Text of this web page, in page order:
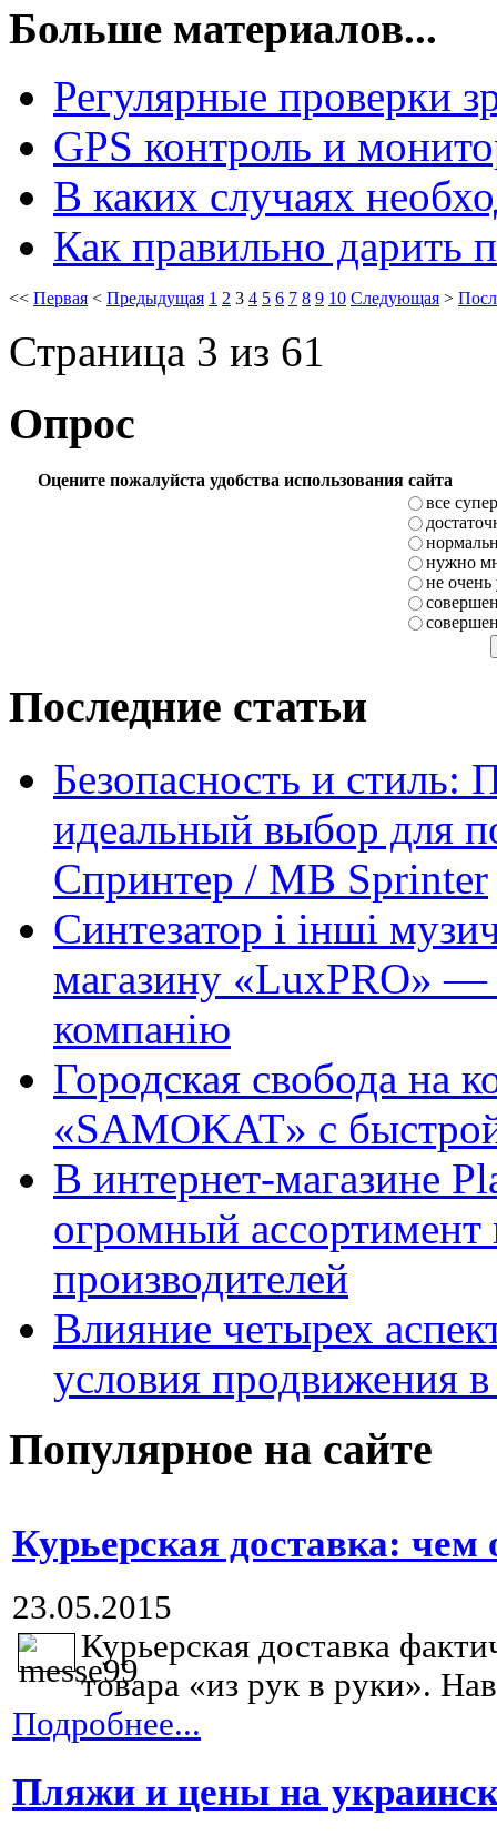
Больше материалов...
Регулярные проверки
GPS контроль и
В каких случаях
Как правильно дарить
<< Первая < Предыдущая 1 2 3 4 5 6 7 8 9 10 Следующая >
Страница 3 из 61
Опрос
Оцените пожалуйста удобства использования сайта
все супер
нужно
не очень
Последние статьи
Безопасность и
идеальный выбор для
Спринтер / MB Sprinter
Синтезатор і інші
магазину «LuxPRO» —
компанію
Городская свобода на
«SAMOKAT» с
В интернет-магазине
огромный ассортимент
производителей
Влияние четырех
условия продвижения
Популярное на сайте
Курьерская доставка: чем
23.05.2015
Курьерская доставка
товара «из рук в руки».
Подробнее...
Пляжи и цены на